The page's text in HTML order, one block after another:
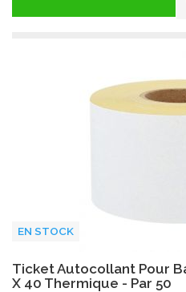
EN STOCK
Ticket Autocollant Pour
X 40 Thermique - Par 50